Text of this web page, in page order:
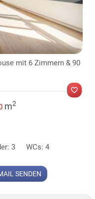
mit 6 Zimmern & 90
m2
3 WCs: 4
SENDEN